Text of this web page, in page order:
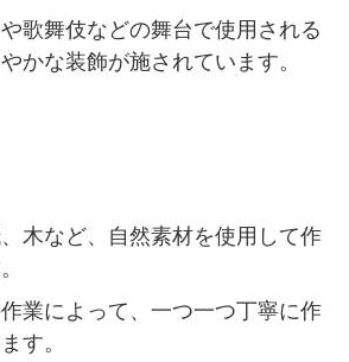
歌舞伎などの舞台で使用される
かな装飾が施されています。
木など、自然素材を使用して作
業によって、一つ一つ丁寧に作
す。